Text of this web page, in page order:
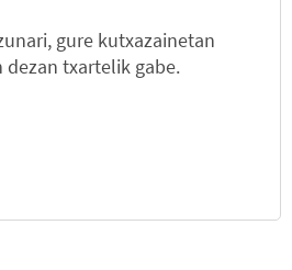
gure kutxazainetan
txartelik gabe.